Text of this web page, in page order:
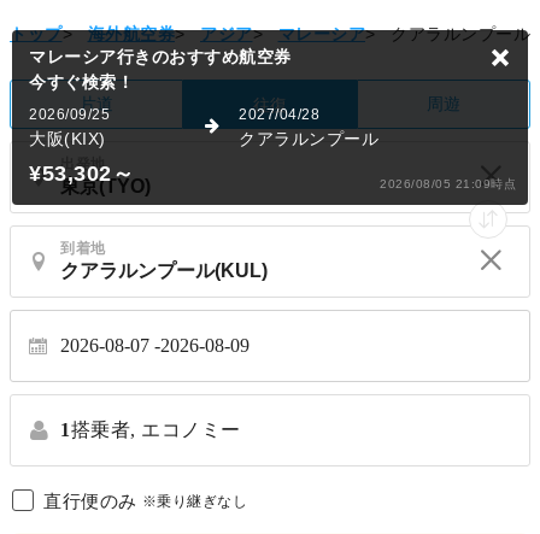
トップ> 海外航空券> アジア> マレーシア> クアラルンプール
片道 往復 周遊
出発地
到着地
2026-08-07 2026-08-09
1搭乗者, エコノミー
直行便のみ ※乗り継ぎなし
マレーシア行きのおすすめ航空券
今すぐ検索！
2026/09/25
大阪(KIX)
2027/04/28
クアラルンプール
¥53,302～ 2026/08/05 21:09時点